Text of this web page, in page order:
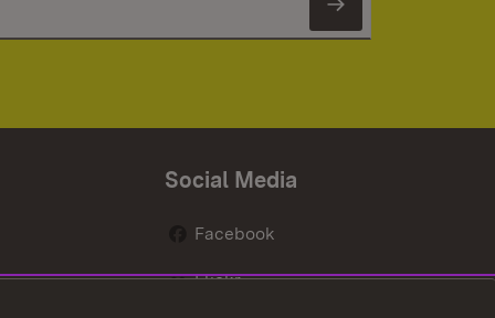
Newsletter
Social Media
Facebook
Flickr